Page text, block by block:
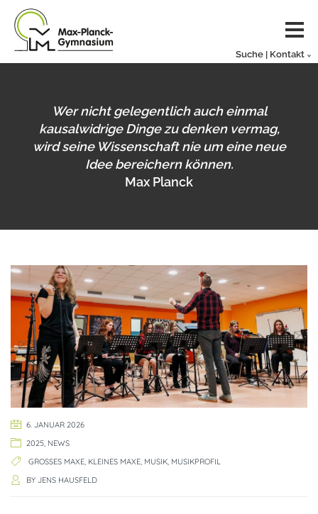
Suche | Kontakt
Wer nicht gelegentlich auch einmal
kausalwidrige Dinge zu denken vermag,
wird seine Wissenschaft nie um eine neue
Idee bereichern können.
Max Planck
6. JANUAR 2026
2025, NEWS
GROSSES MAXE , KLEINES MAXE, MUSIK, MUSIKPROFIL
BY JENS HAUSFELD